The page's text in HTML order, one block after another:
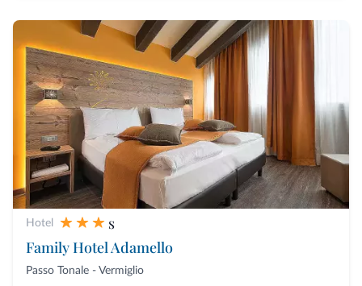
Hotel
s
Family Hotel Adamello
Passo Tonale - Vermiglio